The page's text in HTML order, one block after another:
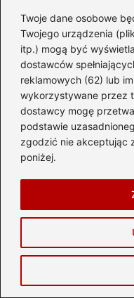
Twoje dane osobowe
Twojego urządzenia
itp.) mogą być
dostawców
reklamowych (62) lub
wykorzystywane przez
dostawcy mogę
podstawie
zgodzić nie akceptując
poniżej.
Jak przewozić
uniknij
2026-08-03